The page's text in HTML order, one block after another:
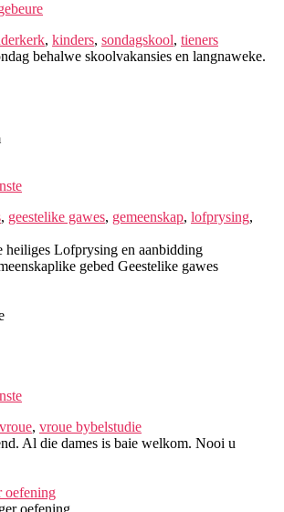
, kinders, sondagskool, tieners
behalwe skoolvakansies en langnaweke.
, geestelike gawes, gemeenskap, lofprysing,
heiliges Lofprysing en aanbidding
gebed Geestelike gawes
vroue, vroue bybelstudie
Al die dames is baie welkom. Nooi u
oefening